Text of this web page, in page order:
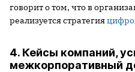
говорит о том, что в
реализуется стратегия
4. Кейсы компаний,
межкорпоративный